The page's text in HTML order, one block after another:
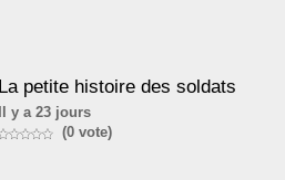
La petite histoire des soldats
Il y a 23 jours
(0 vote)